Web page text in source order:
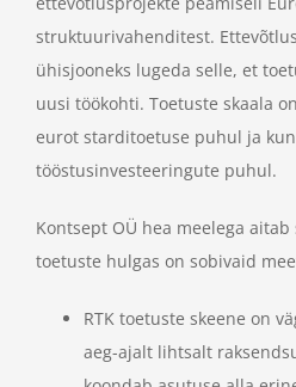
struktuurivahenditest.
ühisjooneks lugeda selle, et
uusi töökohti. Toetuste skaala
eurot starditoetuse puhul ja
tööstusinvesteeringute puhul.
Kontsept OÜ hea meelega aitab
toetuste hulgas on sobivaid
RTK toetuste skeene on
aeg-ajalt lihtsalt